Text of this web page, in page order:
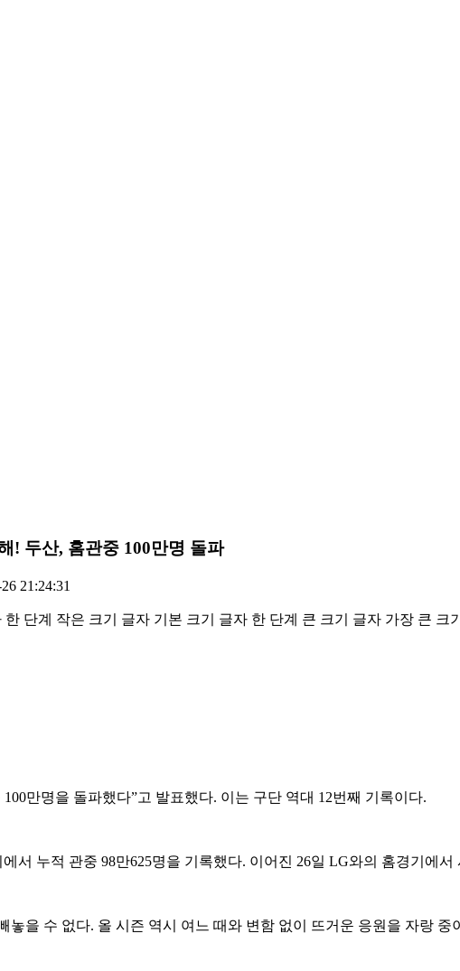
! 두산, 홈관중 100만명 돌파
21:24:31
한 단계 작은 크기 글자 기본 크기 글자 한 단계 큰 크기 글자 가장 큰 크
만명을 돌파했다”고 발표했다. 이는 구단 역대 12번째 기록이다.
서 누적 관중 98만625명을 기록했다. 이어진 26일 LG와의 홈경기에
놓을 수 없다. 올 시즌 역시 여느 때와 변함 없이 뜨거운 응원을 자랑